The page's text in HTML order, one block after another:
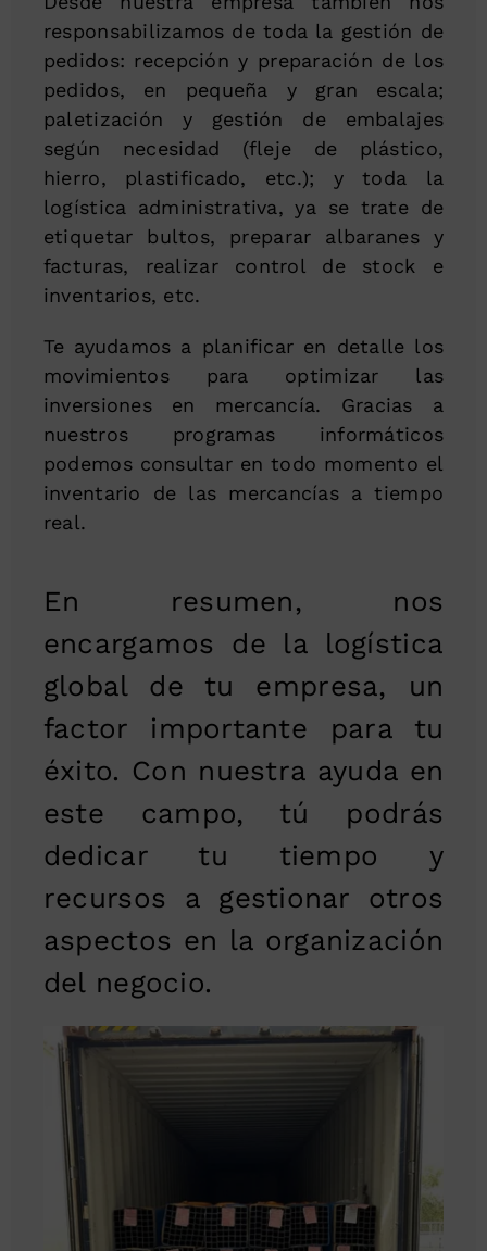
responsabilizamos de toda la gestión de
pedidos: recepción y preparación de los
pedidos, en pequeña y gran escala;
paletización y gestión de embalajes
según necesidad (fleje de plástico,
hierro, plastificado, etc.); y toda la
logística administrativa, ya se trate de
etiquetar bultos, preparar albaranes y
facturas, realizar control de stock e
inventarios, etc.
Te ayudamos a planificar en detalle los
movimientos para optimizar las
inversiones en mercancía. Gracias a
nuestros programas informáticos
podemos consultar en todo momento el
inventario de las mercancías a tiempo
real.
En resumen, nos
encargamos de la logística
global de tu empresa, un
factor importante para tu
éxito. Con nuestra ayuda en
este campo, tú podrás
dedicar tu tiempo y
recursos a gestionar otros
aspectos en la organización
del negocio.